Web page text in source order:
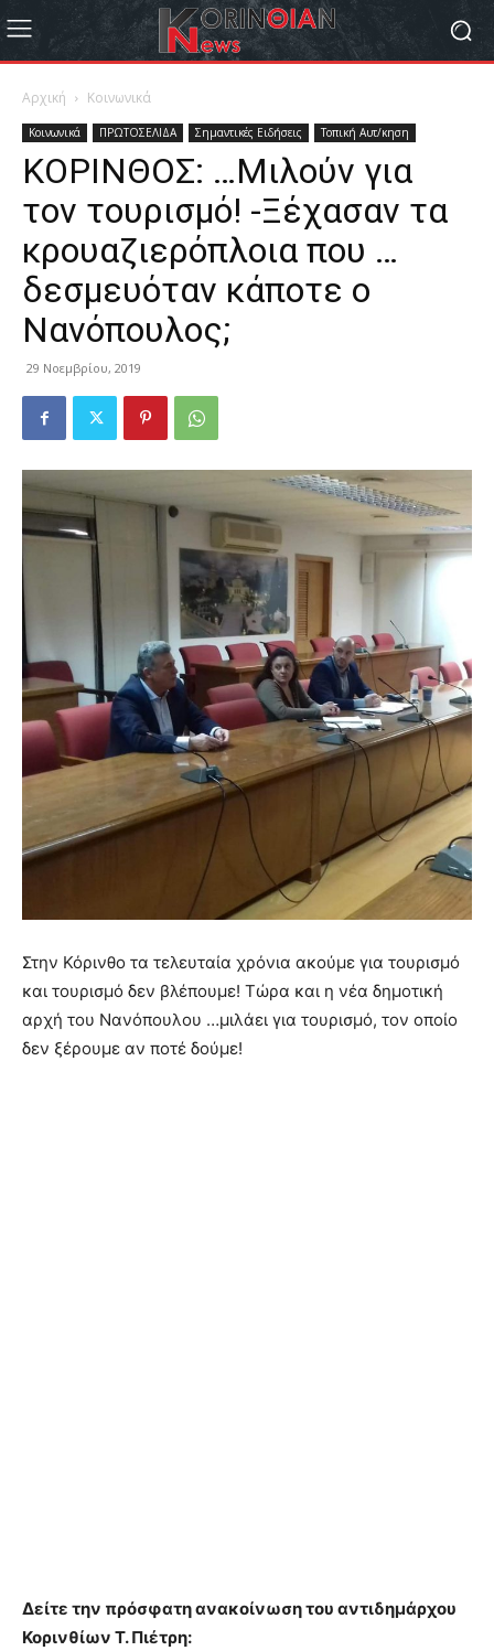
Αρχική Κοινωνικά
Κοινωνικά ΠΡΩΤΟΣΕΛΙΔΑ Σημαντικές Ειδήσεις Τοπική Αυτ/κηση
ΚΟΡΙΝΘΟΣ: …Μιλούν για
τον τουρισμό! -Ξέχασαν τα
κρουαζιερόπλοια που …
δεσμευόταν κάποτε ο
Νανόπουλος;
29 Νοεμβρίου, 2019
Στην Κόρινθο τα τελευταία χρόνια ακούμε για τουρισμό
και τουρισμό δεν βλέπουμε! Τώρα και η νέα δημοτική
αρχή του Νανόπουλου …μιλάει για τουρισμό, τον οποίο
δεν ξέρουμε αν ποτέ δούμε!
Δείτε την πρόσφατη ανακοίνωση του αντιδημάρχου
Κορινθίων Τ. Πιέτρη: